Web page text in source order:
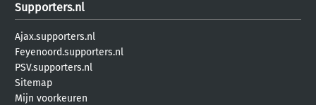
Supporters.nl
Ajax.supporters.nl
Feyenoord.supporters.nl
PSV.supporters.nl
Sitemap
Mijn voorkeuren